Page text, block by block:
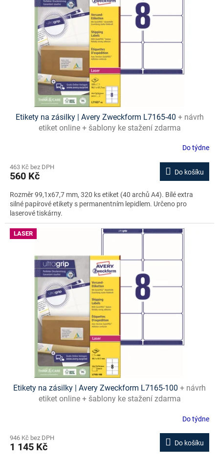
Etikety na zásilky | Avery Zweckform L7165-40 + návrh
etiket online + šablony ke stažení zdarma
Do týdne
463 Kč bez DPH
560 Kč Do košíku
Rozměr 99,1x67,7 mm, 320 ks etiket (40 archů A4). Bílé extra
silné papírové etikety s permanentním lepidlem. Určeno pro
laserové tiskárny.
LASER
Etikety na zásilky | Avery Zweckform L7165-100 + návrh
etiket online + šablony ke stažení zdarma
Do týdne
946 Kč bez DPH
1 145 Kč Do košíku